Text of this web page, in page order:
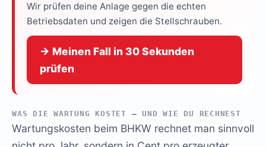
Wir prüfen deine Anlage gegen die echten
Betriebsdaten und zeigen die Stellschrauben.
→ Meinen Fall in 30 Sekunden
prüfen
WAS DIE WARTUNG KOSTET – UND WIE DU RECHNEST
Wartungskosten beim BHKW rechnet man sinnvoll